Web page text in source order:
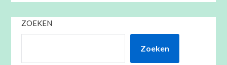
ZOEKEN
Zoeken